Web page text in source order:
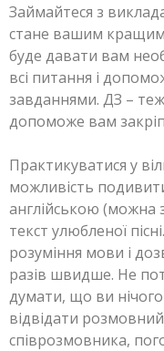
Займайтеся з
стане вашим кращим
буде давати вам
всі питання і
завданнями. ДЗ –
допоможе вам
Практикуватися у
можливість
англійською (можна
текст улюбленої
розуміння мови і
разів швидше. Не
думати, що ви
відвідати
співрозмовника,